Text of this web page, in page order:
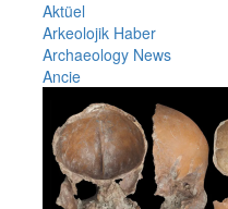
Aktüel
Arkeolojik Haber
Archaeology News
Ancie